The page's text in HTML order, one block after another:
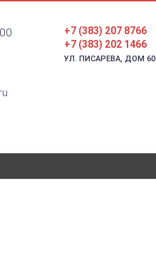
+7 (383) 207 8766
+7 (383) 202 1466
УЛ. ПИСАРЕВА, ДОМ 60